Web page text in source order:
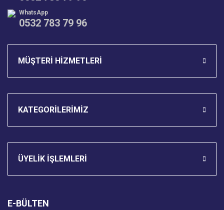
WhatsApp
0532 783 79 96
MÜŞTERİ HİZMETLERİ
KATEGORİLERİMİZ
ÜYELİK İŞLEMLERİ
E-BÜLTEN